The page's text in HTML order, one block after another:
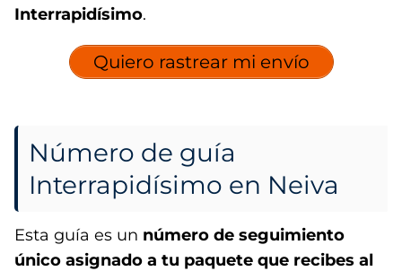
Interrapidísimo.
Quiero rastrear mi envío
Número de guía
Interrapidísimo en Neiva
Esta guía es un número de seguimiento
único asignado a tu paquete que recibes al